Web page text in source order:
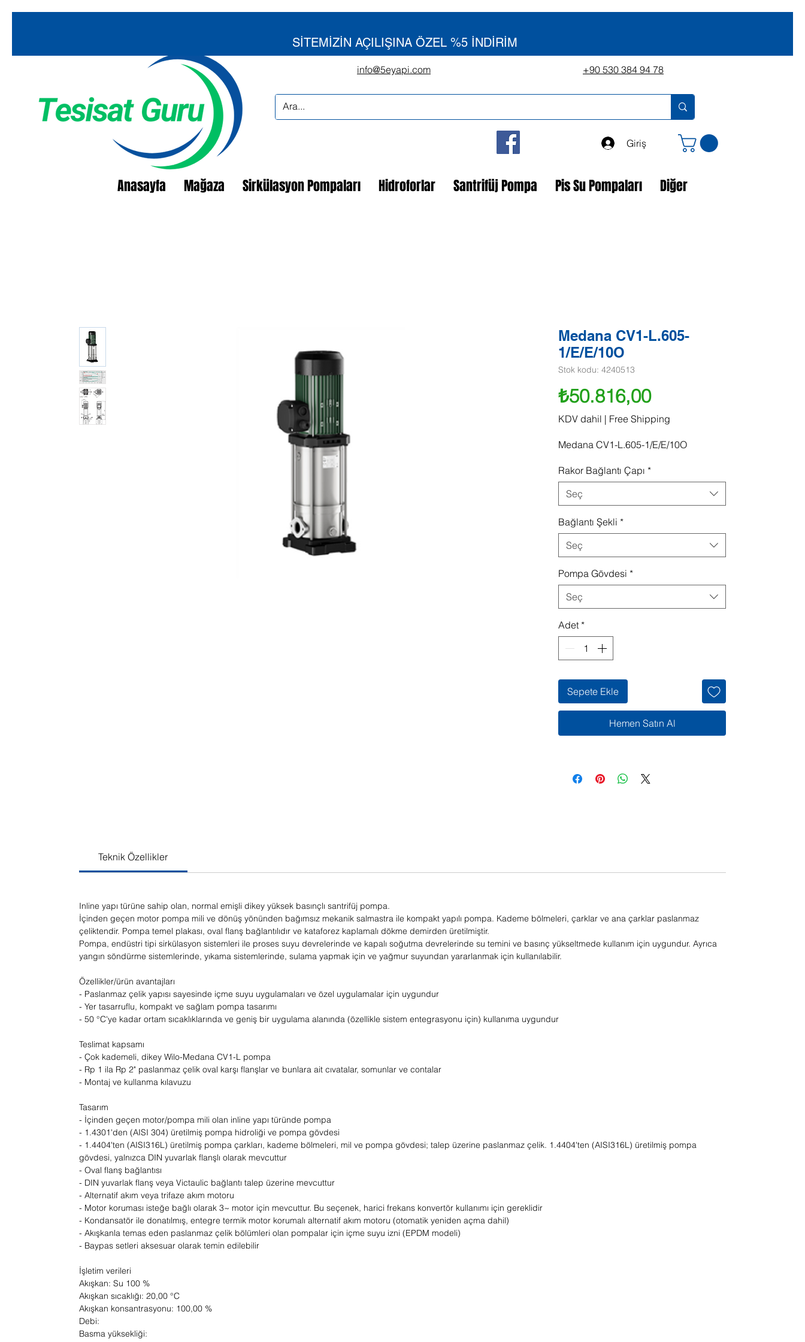
SİTEMİZİN AÇILIŞINA ÖZEL %5 İNDİRİM
Giriş
Anasayfa Mağaza Sirkülasyon Pompaları Hidroforlar Santrifüj Pompa Pis Su Pompaları Diğer
+90 530 384 94 78
info@5eyapi.com
Medana CV1-L.605-
1/E/E/10O
Stok kodu: 4240513
₺50.816,00Fiyat
KDV dahil | Free Shipping
Medana CV1-L.605-1/E/E/10O
Rakor Bağlantı Çapı *
Seç
Bağlantı Şekli *
Seç
Pompa Gövdesi *
Seç
Adet *
Sepete Ekle
Hemen Satın Al
Teknik Özellikler
Inline yapı türüne sahip olan, normal emişli dikey yüksek basınçlı santrifüj pompa.
İçinden geçen motor pompa mili ve dönüş yönünden bağımsız mekanik salmastra ile kompakt yapılı pompa. Kademe bölmeleri, çarklar ve ana çarklar paslanmaz
çeliktendir. Pompa temel plakası, oval flanş bağlantılıdır ve kataforez kaplamalı dökme demirden üretilmiştir.
Pompa, endüstri tipi sirkülasyon sistemleri ile proses suyu devrelerinde ve kapalı soğutma devrelerinde su temini ve basınç yükseltmede kullanım için uygundur. Ayrıca
yangın söndürme sistemlerinde, yıkama sistemlerinde, sulama yapmak için ve yağmur suyundan yararlanmak için kullanılabilir.
Özellikler/ürün avantajları
- Paslanmaz çelik yapısı sayesinde içme suyu uygulamaları ve özel uygulamalar için uygundur
- Yer tasarruflu, kompakt ve sağlam pompa tasarımı
- 50 °C'ye kadar ortam sıcaklıklarında ve geniş bir uygulama alanında (özellikle sistem entegrasyonu için) kullanıma uygundur
Teslimat kapsamı
- Çok kademeli, dikey Wilo-Medana CV1-L pompa
- Rp 1 ila Rp 2" paslanmaz çelik oval karşı flanşlar ve bunlara ait cıvatalar, somunlar ve contalar
- Montaj ve kullanma kılavuzu
Tasarım
- İçinden geçen motor/pompa mili olan inline yapı türünde pompa
- 1.4301'den (AISI 304) üretilmiş pompa hidroliği ve pompa gövdesi
- 1.4404'ten (AISI316L) üretilmiş pompa çarkları, kademe bölmeleri, mil ve pompa gövdesi; talep üzerine paslanmaz çelik. 1.4404'ten (AISI316L) üretilmiş pompa
gövdesi, yalnızca DIN yuvarlak flanşlı olarak mevcuttur
- Oval flanş bağlantısı
- DIN yuvarlak flanş veya Victaulic bağlantı talep üzerine mevcuttur
- Alternatif akım veya trifaze akım motoru
- Motor koruması isteğe bağlı olarak 3~ motor için mevcuttur. Bu seçenek, harici frekans konvertör kullanımı için gereklidir
- Kondansatör ile donatılmış, entegre termik motor korumalı alternatif akım motoru (otomatik yeniden açma dahil)
- Akışkanla temas eden paslanmaz çelik bölümleri olan pompalar için içme suyu izni (EPDM modeli)
- Baypas setleri aksesuar olarak temin edilebilir
İşletim verileri
Akışkan: Su 100 %
Akışkan sıcaklığı: 20,00 °C
Akışkan konsantrasyonu: 100,00 %
Debi:
Basma yüksekliği: